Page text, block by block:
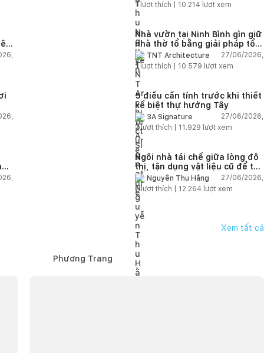
1 lượt thích | 10.214 lượt xem
Nhà vườn tại Ninh Bình gìn giữ
nhà thờ tổ bằng giải pháp tổ
chức lại không gian
TNT Architecture
27/06/2026,
1lượt thích | 10.579 lượt xem
5 điều cần tính trước khi thiết
kế biệt thự hướng Tây
3A Signature
27/06/2026,
2lượt thích | 11.929 lượt xem
Ngôi nhà tái chế giữa lòng đô
thị, tận dụng vật liệu cũ để tạo
không gian sống linh hoạt
Nguyễn Thu Hằng
27/06/2026,
2lượt thích | 12.264 lượt xem
Xem tất cả
Phương Trang